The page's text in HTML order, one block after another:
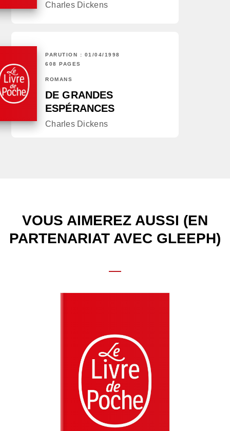
Charles Dickens
PARUTION : 01/04/1998
608 PAGES
ROMANS
DE GRANDES
ESPÉRANCES
Charles Dickens
VOUS AIMEREZ AUSSI (EN
PARTENARIAT AVEC GLEEPH)